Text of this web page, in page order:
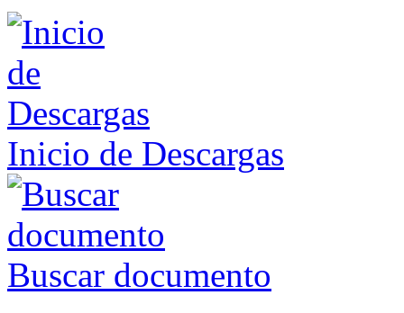
Inicio de Descargas
Buscar documento